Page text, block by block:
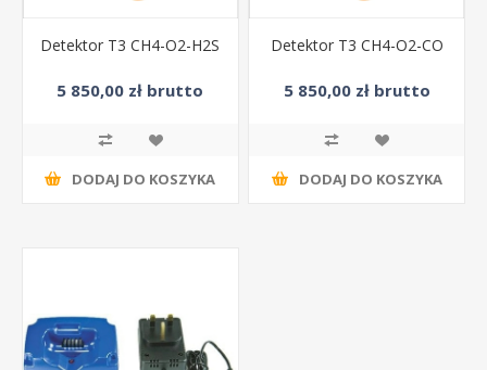
Detektor T3 CH4-O2-H2S
5 850,00 zł brutto
DODAJ DO KOSZYKA
Detektor T3 CH4-O2-CO
5 850,00 zł brutto
DODAJ DO KOSZYKA